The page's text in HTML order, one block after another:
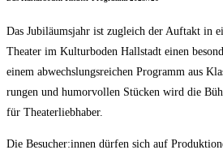
Das Jubi­lä­ums­jahr ist zugleich der Auf­takt in
Thea­ter im Kul­tur­bo­den Hall­stadt einen
einem abwechs­lungs­rei­chen Pro­gramm aus
run­gen und humor­vol­len Stü­cken wird die
für Theaterliebhaber.
Die Besucher:innen dür­fen sich auf